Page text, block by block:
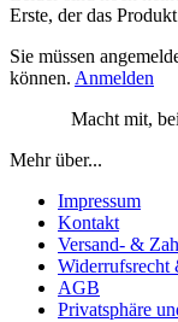
Erste, der das
Sie müssen
können. Anmelden
Macht mit,
Mehr über...
Impressum
Kontakt
Versand- &
Widerrufsrecht
AGB
Privatsphäre